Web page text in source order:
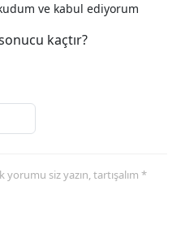
ve kabul ediyorum
kaçtır?
siz yazın, tartışalım *